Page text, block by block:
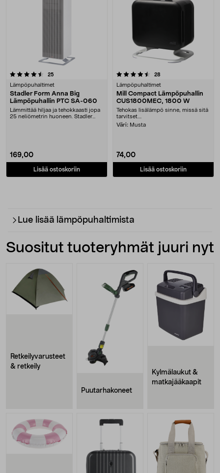
25
Lämpöpuhaltimet
Stadler Form Anna Big
Lämpöpuhallin PTC SA-060
Lämmittää hiljaa ja tehokkaasti jopa
25 neliömetrin huoneen. Stadler
169,00
Lisää ostoskoriin
4.5 viidestä tähdestä 28
Lämpöpuhaltimet
Mill Compact Lämpöpuhallin
CUS1800MEC, 1800 W
Tehokas lisälämpö sinne, missä sitä
tarvitset....
Väri: Musta
74,00
Lisää ostoskoriin
Lue lisää lämpöpuhaltimista
Suositut tuoteryhmät juuri nyt
Retkeilyvarusteet
& retkeily
Puutarhakoneet
Kylmälaukut &
matkajääkaapit